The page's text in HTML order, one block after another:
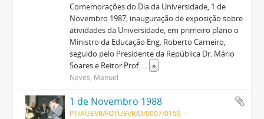
Comemorações do Dia da Universidade, 1 de
Novembro 1987; inauguração de exposição sobre
atividades da Universidade, em primeiro plano o
Ministro da Educação Eng. Roberto Carneiro,
seguido pelo Presidente da República Dr. Mário
Soares e Reitor Prof. ... »
Neves, Manuel
1 de Novembro 1988
PT/AUEVR/FOTUEVR/D/0007/0159